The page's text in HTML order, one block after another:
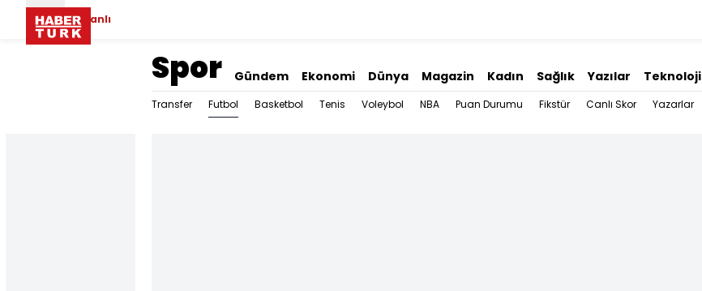
Canlı
Spor Gündem Ekonomi Dünya Magazin Kadın Sağlık Yazılar Teknoloji
Transfer Futbol Basketbol Tenis Voleybol NBA Puan Durumu Fikstür Canlı Skor Yazarlar